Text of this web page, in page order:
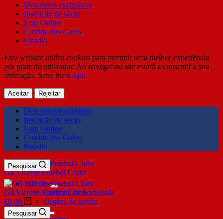
Descontos exclusivos
Inscrição de sócio
Loja Online
Corrida dos Galos
Estádio
Este website utiliza cookies para permitir uma melhor experiência
por parte do utilizador. Ao navegar no site estará a consentir a sua
utilização. Sabe mais aqui.
Aceitar Rejeitar
Descontos exclusivos
Inscrição de sócio
Loja Online
Corrida dos Galos
Estádio
Gil Vicente Futebol Clube
Pesquisar
SDUQ
Contrato de Sociedade
Órgãos de gestão
Clube
Gil Vicente Futebol Clube
€0,00
Pesquisar